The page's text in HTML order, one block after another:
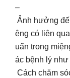
–
Ảnh hưởng
ệng có liên
uẩn trong
ác bệnh lý
Cách chăm